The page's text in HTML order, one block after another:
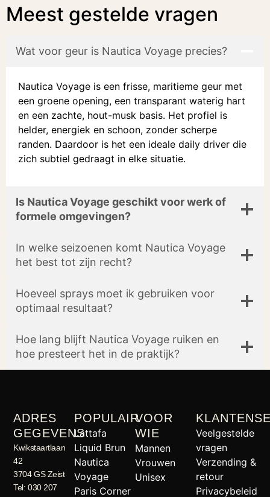
Meest gestelde vragen
Wat voor geur is Nautica Voyage precies?
Nautica Voyage is een frisse, maritieme geur met
een groene opening, een transparant waterig hart
en een zachte, hout-musk basis. Het profiel is
helder, energiek en schoon, zonder scherpe
randen. Daardoor is het een ideale daily driver die
zich subtiel gedraagt in elke situatie.
Is Nautica Voyage geschikt voor werk of
formele omgevingen?
In welke seizoenen komt Nautica Voyage
het best tot zijn recht?
Hoeveel sprays moet ik gebruiken voor
optimaal resultaat?
Hoe lang blijft Nautica Voyage ruiken en
hoe presteert het in de praktijk?
ADRES
GEGEVENS
Kwikstaartlaan
42
3704 GS Zeist
Tel: 030 207
POPULAIR
Lattafa
Liquid Brun
Nautica
Voyage
Paris Corner
VOOR
WIE
Mannen
Vrouwen
Unisex
Veelgestelde
vragen
Verzending &
retour
Privacybeleid